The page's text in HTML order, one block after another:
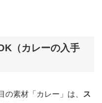
（カレーの入手
の素材「カレー」は、 ス